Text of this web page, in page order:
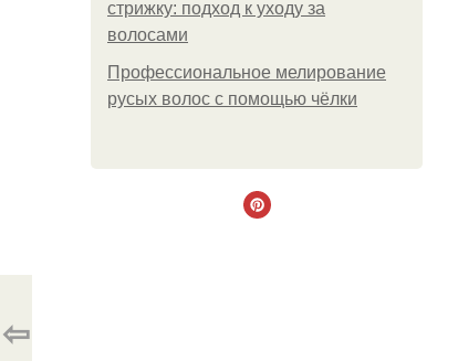
стрижку: подход к уходу за
волосами
Профессиональное мелирование
русых волос с помощью чёлки
⇦